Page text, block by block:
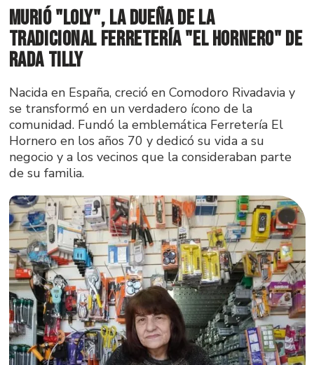
Murió "Loly", la dueña de la
tradicional ferretería "El Hornero" de
Rada Tilly
Nacida en España, creció en Comodoro Rivadavia y
se transformó en un verdadero ícono de la
comunidad. Fundó la emblemática Ferretería El
Hornero en los años 70 y dedicó su vida a su
negocio y a los vecinos que la consideraban parte
de su familia.